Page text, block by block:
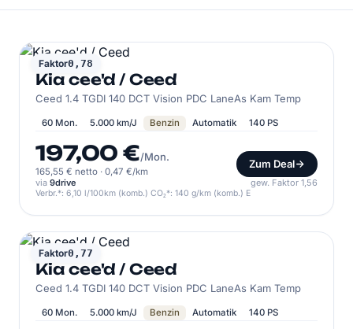
Faktor0,78
KIA
Kia cee'd / Ceed
Ceed 1.4 TGDI 140 DCT Vision PDC LaneAs Kam Temp
60 Mon. 5.000 km/J Benzin Automatik 140 PS
197,00 €/Mon.
165,55 € netto · 0,47 €/km
Zum Deal
via 9drive gew. Faktor 1,56
Verbr.*: 6,10 l/100km (komb.) CO₂*: 140 g/km (komb.) E
Faktor0,77
KIA
Kia cee'd / Ceed
Ceed 1.4 TGDI 140 DCT Vision PDC LaneAs Kam Temp
60 Mon. 5.000 km/J Benzin Automatik 140 PS